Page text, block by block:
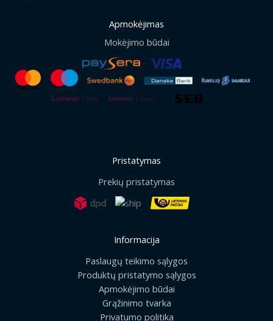
Apmokėjimas
Mokėjimo būdai
Pristatymas
Prekių pristatymas
Informacija
Paslaugų teikimo sąlygos
Produktų pristatymo sąlygos
Apmokėjimo būdai
Grąžinimo tvarka
Privatumo politika